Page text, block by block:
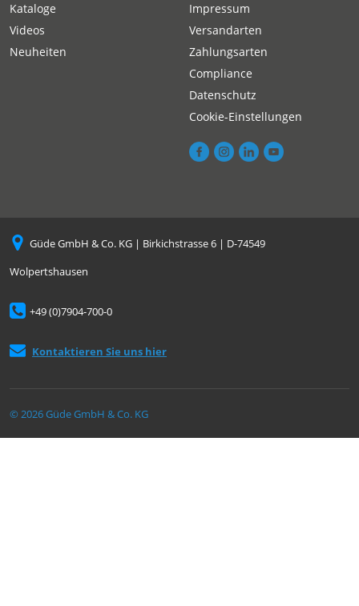
Kataloge
Videos
Neuheiten
Impressum
Versandarten
Zahlungsarten
Compliance
Datenschutz
Cookie-Einstellungen
Güde GmbH & Co. KG | Birkichstrasse 6 | D-74549
Wolpertshausen
+49 (0)7904-700-0
Kontaktieren Sie uns hier
© 2026 Güde GmbH & Co. KG